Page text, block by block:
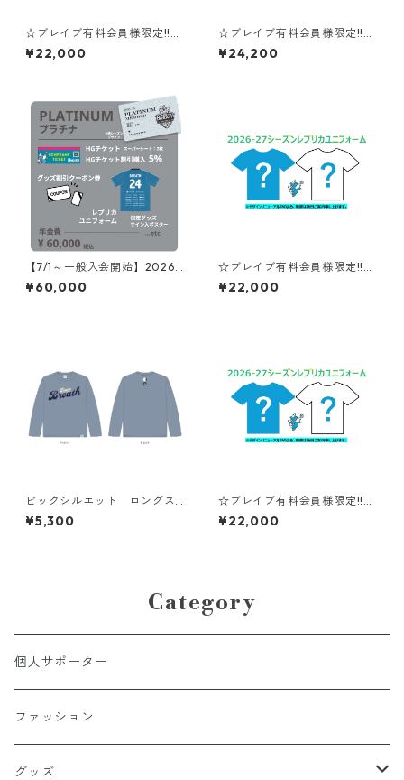
☆ブレイブ有料会員様限定!!送
料無料キャンペーン☆【XS～
２XLサイズ】#20西行米：20
¥22,000
☆ブレイブ有料会員様限定!!送
料無料キャンペーン☆【3XL～
5XLサイズ】#18岩本周加：20
¥24,200
【7/1～一般入会開始】2026-
27シーズン ブレイブ プラチナ
会員 年会費
¥60,000
☆ブレイブ有料会員様限定!!送
料無料キャンペーン☆【XS～
２XLサイズ】#2坂口莉乃：20
¥22,000
ビックシルエット ロングス
リーブ Tシャツ
¥5,300
☆ブレイブ有料会員様限定!!送
料無料キャンペーン☆【XS～
２XLサイズ】#10緑栞希：20
¥22,000
Category
個人サポーター
ファッション
グッズ